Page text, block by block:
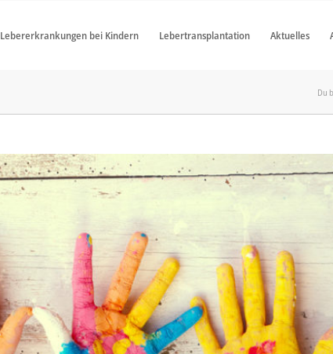
Lebererkrankungen bei Kindern Lebertransplantation Aktuelles
Du